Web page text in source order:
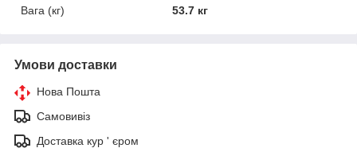
Вага (кг)
53.7 кг
Умови доставки
Нова Пошта
Самовивіз
Доставка кур ' єром